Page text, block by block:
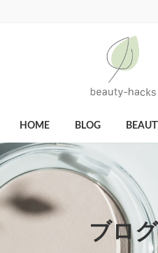
HOME BLOG
ブログ